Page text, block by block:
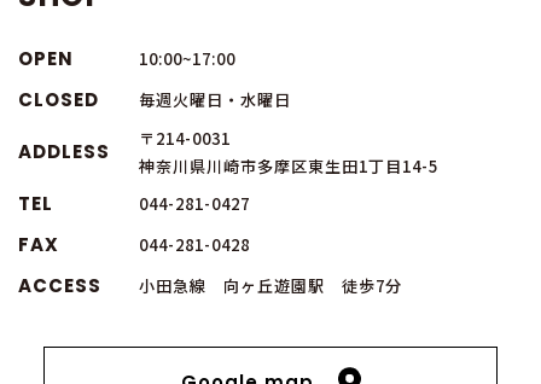
OPEN 10:00~17:00
CLOSED 毎週火曜日・水曜日
ADDLESS
〒214-0031
神奈川県川崎市多摩区東生田1丁目14-5
TEL 044-281-0427
FAX 044-281-0428
ACCESS 小田急線 向ヶ丘遊園駅 徒歩7分